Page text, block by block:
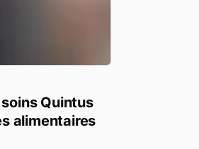
Quintus
alimentaires